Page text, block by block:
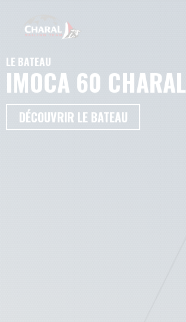
LE BATEAU
IMOCA 60 CHARAL
DÉCOUVRIR LE BATEAU